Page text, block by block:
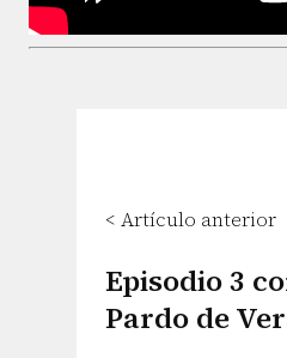
< Artículo anterior
Episodio 3
Pardo de